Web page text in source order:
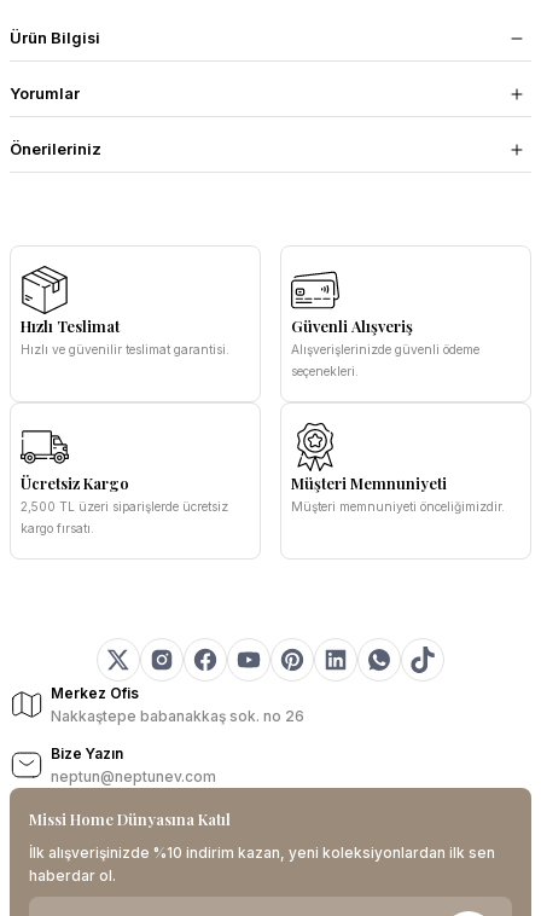
Ürün Bilgisi
Yorumlar
Önerileriniz
Hızlı Teslimat
Hızlı ve güvenilir teslimat garantisi.
Güvenli Alışveriş
Alışverişlerinizde güvenli ödeme
seçenekleri.
Ücretsiz Kargo
2,500 TL üzeri siparişlerde ücretsiz
kargo fırsatı.
Müşteri Memnuniyeti
Müşteri memnuniyeti önceliğimizdir.
Merkez Ofis
Nakkaştepe babanakkaş sok. no 26
Bize Yazın
neptun@neptunev.com
Missi Home Dünyasına Katıl
İlk alışverişinizde %10 indirim kazan, yeni koleksiyonlardan ilk sen
haberdar ol.